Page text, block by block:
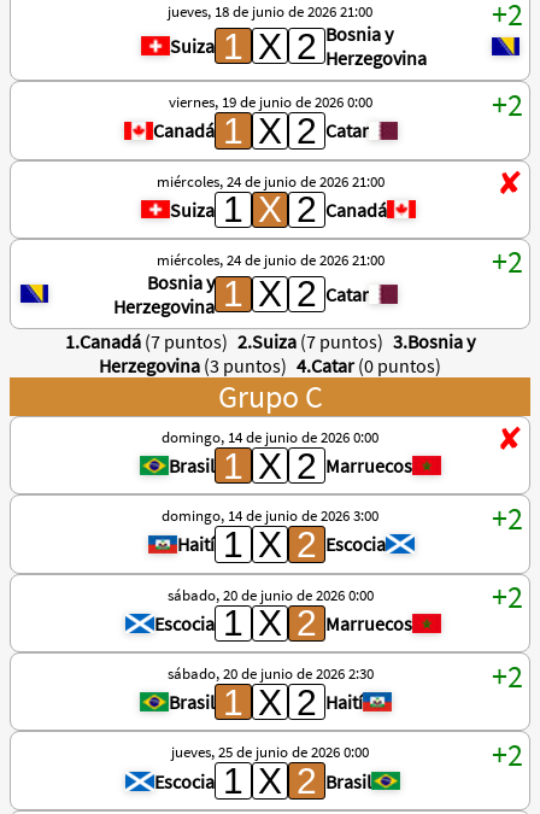
jueves, 18 de junio de 2026 21:00
Suiza
Bosnia y
Herzegovina
viernes, 19 de junio de 2026 0:00
Canadá Catar
miércoles, 24 de junio de 2026 21:00
Suiza Canadá
miércoles, 24 de junio de 2026 21:00
Bosnia y
Herzegovina
Catar
1.Canadá (7 puntos) 2.Suiza (7 puntos) 3.Bosnia y
Herzegovina (3 puntos) 4.Catar (0 puntos)
Grupo C
domingo, 14 de junio de 2026 0:00
Brasil Marruecos
domingo, 14 de junio de 2026 3:00
Haití Escocia
sábado, 20 de junio de 2026 0:00
Escocia Marruecos
sábado, 20 de junio de 2026 2:30
Brasil Haití
jueves, 25 de junio de 2026 0:00
Escocia Brasil